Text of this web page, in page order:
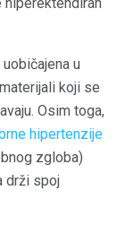
u
koji se
Osim toga,
hipertenzije
zgloba)
drži spoj